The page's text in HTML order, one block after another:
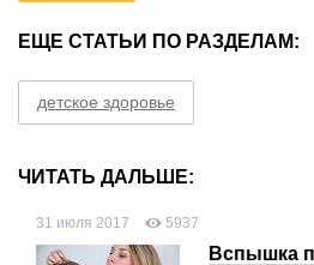
ЕЩЕ СТАТЬИ ПО РАЗДЕЛАМ:
детское здоровье
ЧИТАТЬ ДАЛЬШЕ:
31 июля 2017 5937
Вспышка